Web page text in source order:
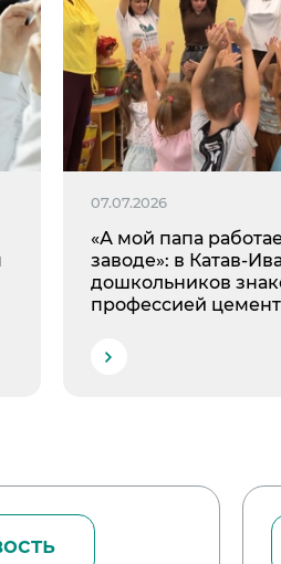
07.07.2026
«А мой папа
заводе»: в Катав-
дошкольников
профессией